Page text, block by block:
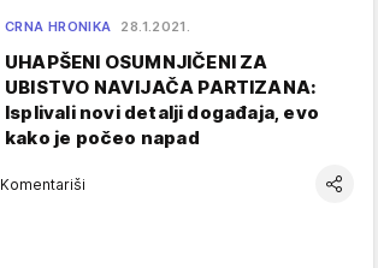
CRNA HRONIKA 28.1.2021.
UHAPŠENI OSUMNJIČENI ZA
UBISTVO NAVIJAČA PARTIZANA:
Isplivali novi detalji događaja, evo
kako je počeo napad
Komentariši